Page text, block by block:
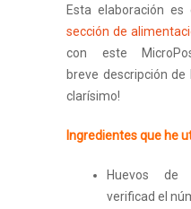
Esta elaboración es
sección de
con este
breve descripción
clarísimo!
Ingredientes que he
Huevos de
verificad el